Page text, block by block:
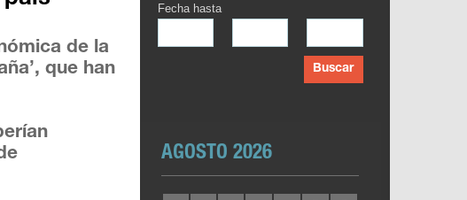
de la
que han
Fecha hasta
Buscar
AGOSTO 2026